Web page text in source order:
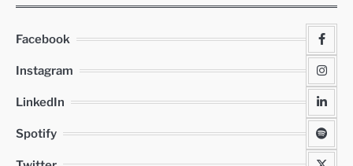
Facebook
Instagram
LinkedIn
Spotify